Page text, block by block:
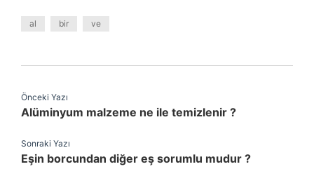
al bir ve
Önceki Yazı
Alüminyum malzeme ne ile temizlenir ?
Sonraki Yazı
Eşin borcundan diğer eş sorumlu mudur ?